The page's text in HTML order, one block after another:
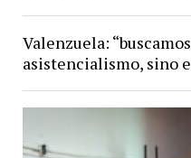
Valenzuela:
asistencialismo, sino